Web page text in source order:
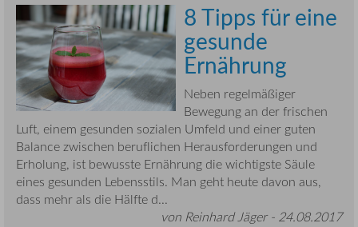
8 Tipps für eine
gesunde
Ernährung
Neben regelmäßiger
Bewegung an der frischen
Luft, einem gesunden sozialen Umfeld und einer guten
Balance zwischen beruflichen Herausforderungen und
Erholung, ist bewusste Ernährung die wichtigste Säule
eines gesunden Lebensstils. Man geht heute davon aus,
dass mehr als die Hälfte d...
von Reinhard Jäger - 24.08.2017